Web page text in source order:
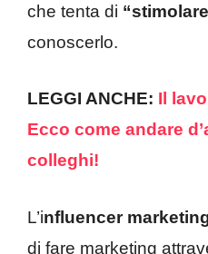
che tenta di
conoscerlo.
LEGGI ANCHE: Il
Ecco come andare
colleghi!
L’influencer
di fare marketing